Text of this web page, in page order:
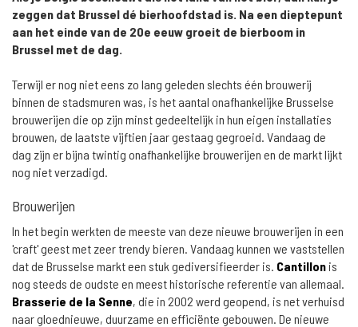
zeggen dat Brussel dé bierhoofdstad is. Na een dieptepunt
aan het einde van de 20e eeuw groeit de bierboom in
Brussel met de dag.
Terwijl er nog niet eens zo lang geleden slechts één brouwerij
binnen de stadsmuren was, is het aantal onafhankelijke Brusselse
brouwerijen die op zijn minst gedeeltelijk in hun eigen installaties
brouwen, de laatste vijftien jaar gestaag gegroeid. Vandaag de
dag zijn er bijna twintig onafhankelijke brouwerijen en de markt lijkt
nog niet verzadigd.
Brouwerijen
In het begin werkten de meeste van deze nieuwe brouwerijen in een
'craft' geest met zeer trendy bieren. Vandaag kunnen we vaststellen
dat de Brusselse markt een stuk gediversifieerder is. Cantillon is
nog steeds de oudste en meest historische referentie van allemaal.
Brasserie de la Senne, die in 2002 werd geopend, is net verhuisd
naar gloednieuwe, duurzame en efficiënte gebouwen. De nieuwe